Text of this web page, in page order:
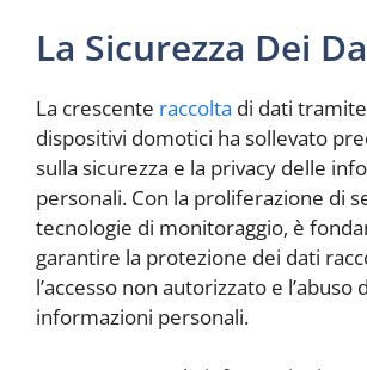
La Sicurezza Dei
La crescente raccolta di dati
dispositivi domotici ha sollevato
sulla sicurezza e la privacy delle
personali. Con la proliferazione di
tecnologie di monitoraggio, è
garantire la protezione dei dati
l’accesso non autorizzato e l’abuso
informazioni personali.